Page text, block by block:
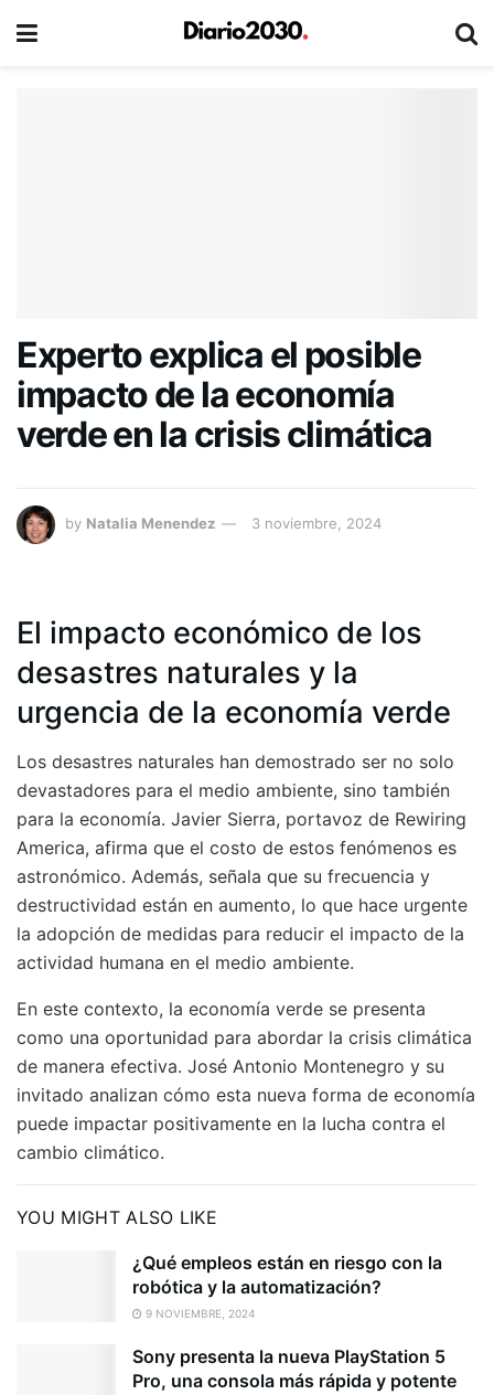
Experto explica el posible
impacto de la economía
verde en la crisis climática
by Natalia Menendez 3 noviembre, 2024
El impacto económico de los
desastres naturales y la
urgencia de la economía verde
Los desastres naturales han demostrado ser no solo
devastadores para el medio ambiente, sino también
para la economía. Javier Sierra, portavoz de Rewiring
America, afirma que el costo de estos fenómenos es
astronómico. Además, señala que su frecuencia y
destructividad están en aumento, lo que hace urgente
la adopción de medidas para reducir el impacto de la
actividad humana en el medio ambiente.
En este contexto, la economía verde se presenta
como una oportunidad para abordar la crisis climática
de manera efectiva. José Antonio Montenegro y su
invitado analizan cómo esta nueva forma de economía
puede impactar positivamente en la lucha contra el
cambio climático.
YOU MIGHT ALSO LIKE
¿Qué empleos están en riesgo con la
robótica y la automatización?
9 NOVIEMBRE, 2024
Sony presenta la nueva PlayStation 5
Pro, una consola más rápida y potente